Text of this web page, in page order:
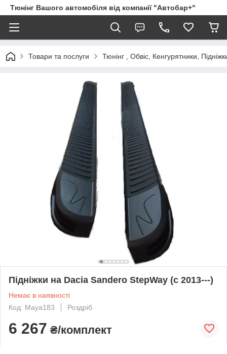
Тюнінг Вашого автомобіля від компанії "Автобар+"
Товари та послуги Тюнінг , Обвіс, Кенгурятники,
Підніжки на Dacia Sandero StepWay (c 2013---)
Немає в наявності
Код: Maya183
Роздріб
6 267 ₴/комплект